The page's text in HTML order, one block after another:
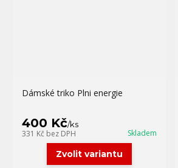
Dámské triko Plni energie
400 Kč/ks
331 Kč bez DPH Skladem
Zvolit variantu